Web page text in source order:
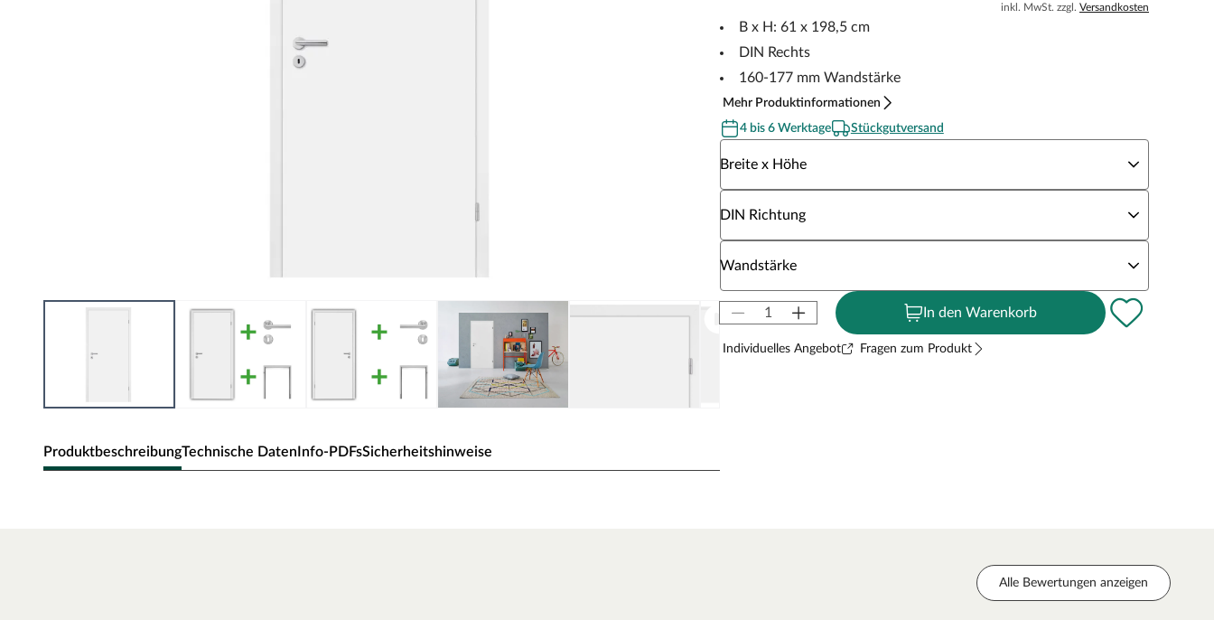
ProduktbeschreibungTechnische DatenInfo-PDFsSicherheitshinweise
inkl. MwSt. zzgl. Versandkosten
B x H: 61 x 198,5 cm
DIN Rechts
160-177 mm Wandstärke
Mehr Produktinformationen
4 bis 6 Werktage
Stückgutversand
Breite x Höhe
DIN Richtung
Wandstärke
In den Warenkorb
Individuelles Angebot Fragen zum Produkt
Alle Bewertungen anzeigen